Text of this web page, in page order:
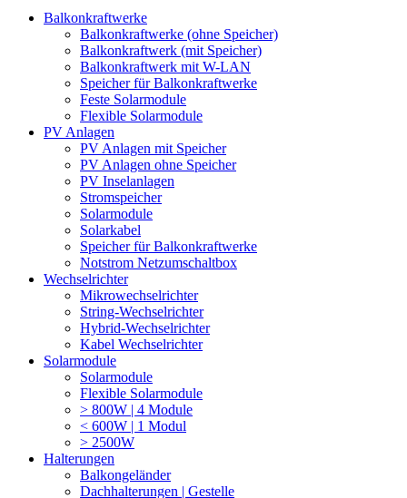
Balkonkraftwerke
Balkonkraftwerke (ohne Speicher)
Balkonkraftwerk (mit Speicher)
Balkonkraftwerk mit W-LAN
Speicher für Balkonkraftwerke
Feste Solarmodule
Flexible Solarmodule
PV Anlagen
PV Anlagen mit Speicher
PV Anlagen ohne Speicher
PV Inselanlagen
Stromspeicher
Solarmodule
Solarkabel
Speicher für Balkonkraftwerke
Notstrom Netzumschaltbox
Wechselrichter
Mikrowechselrichter
String-Wechselrichter
Hybrid-Wechselrichter
Kabel Wechselrichter
Solarmodule
Solarmodule
Flexible Solarmodule
> 800W | 4 Module
< 600W | 1 Modul
> 2500W
Halterungen
Balkongeländer
Dachhalterungen | Gestelle